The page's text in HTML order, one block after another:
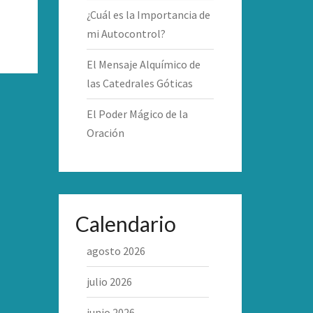
¿Cuál es la Importancia de
mi Autocontrol?
El Mensaje Alquímico de
las Catedrales Góticas
El Poder Mágico de la
Oración
Calendario
agosto 2026
julio 2026